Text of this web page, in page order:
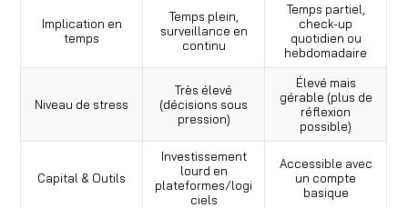
Implication en
temps
Temps plein,
surveillance en
continu
Temps partiel,
check-up
quotidien ou
hebdomadaire
Niveau de stress
Très élevé
(décisions sous
pression)
Élevé mais
gérable (plus de
réflexion
possible)
Capital & Outils
Investissement
lourd en
plateformes/logi
ciels
Accessible avec
un compte
basique